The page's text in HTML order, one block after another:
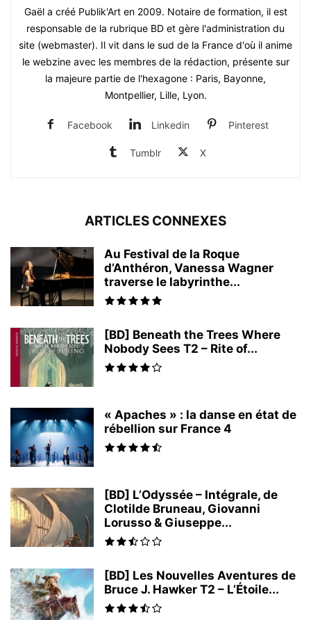
Gaël a créé Publik'Art en 2009. Notaire de formation, il est
responsable de la rubrique BD et gère l'administration du
site (webmaster). Il vit dans le sud de la France d'où il anime
le webzine avec les membres de la rédaction, présente sur
la majeure partie de l'hexagone : Paris, Bayonne,
Montpellier, Lille, Lyon.
Facebook Linkedin Pinterest
Tumblr X
ARTICLES CONNEXES
Au Festival de la Roque
d’Anthéron, Vanessa Wagner
traverse le labyrinthe...
[BD] Beneath the Trees Where
Nobody Sees T2 – Rite of...
« Apaches » : la danse en état de
rébellion sur France 4
[BD] L’Odyssée – Intégrale, de
Clotilde Bruneau, Giovanni
Lorusso & Giuseppe...
[BD] Les Nouvelles Aventures de
Bruce J. Hawker T2 – L’Étoile...